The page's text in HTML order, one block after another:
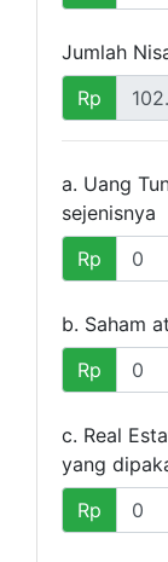
Jumlah
Rp
a. Uang
sejenisnya
Rp
b. Saham
Rp
c. Real
yang
Rp